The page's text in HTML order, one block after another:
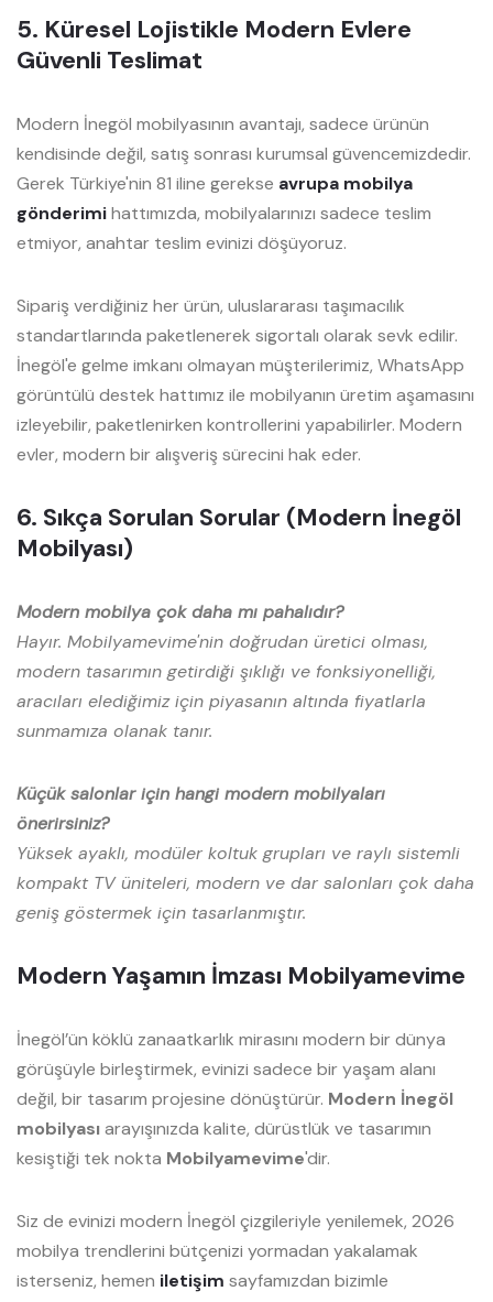
5. Küresel Lojistikle Modern Evlere
Güvenli Teslimat
Modern İnegöl mobilyasının avantajı, sadece ürünün
kendisinde değil, satış sonrası kurumsal güvencemizdedir.
Gerek Türkiye'nin 81 iline gerekse avrupa mobilya
gönderimihattımızda, mobilyalarınızı sadece teslim
etmiyor, anahtar teslim evinizi döşüyoruz.
Sipariş verdiğiniz her ürün, uluslararası taşımacılık
standartlarında paketlenerek sigortalı olarak sevk edilir.
İnegöl'e gelme imkanı olmayan müşterilerimiz, WhatsApp
görüntülü destek hattımız ile mobilyanın üretim aşamasını
izleyebilir, paketlenirken kontrollerini yapabilirler. Modern
evler, modern bir alışveriş sürecini hak eder.
6. Sıkça Sorulan Sorular (Modern İnegöl
Mobilyası)
Modern mobilya çok daha mı pahalıdır?
Hayır. Mobilyamevime'nin doğrudan üretici olması,
modern tasarımın getirdiği şıklığı ve fonksiyonelliği,
aracıları elediğimiz için piyasanın altında fiyatlarla
sunmamıza olanak tanır.
Küçük salonlar için hangi modern mobilyaları
önerirsiniz?
Yüksek ayaklı, modüler koltuk grupları ve raylı sistemli
kompakt TV üniteleri, modern ve dar salonları çok daha
geniş göstermek için tasarlanmıştır.
Modern Yaşamın İmzası Mobilyamevime
İnegöl’ün köklü zanaatkarlık mirasını modern bir dünya
görüşüyle birleştirmek, evinizi sadece bir yaşam alanı
değil, bir tasarım projesine dönüştürür. Modern İnegöl
mobilyasıarayışınızda kalite, dürüstlük ve tasarımın
kesiştiği tek nokta Mobilyamevime'dir.
Siz de evinizi modern İnegöl çizgileriyle yenilemek, 2026
mobilya trendlerini bütçenizi yormadan yakalamak
isterseniz, hemen iletişim sayfamızdan bizimle